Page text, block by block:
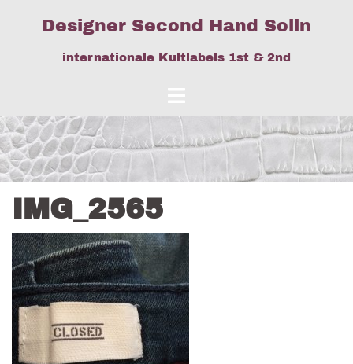
Designer Second Hand Solln
internationale Kultlabels 1st & 2nd
IMG_2565